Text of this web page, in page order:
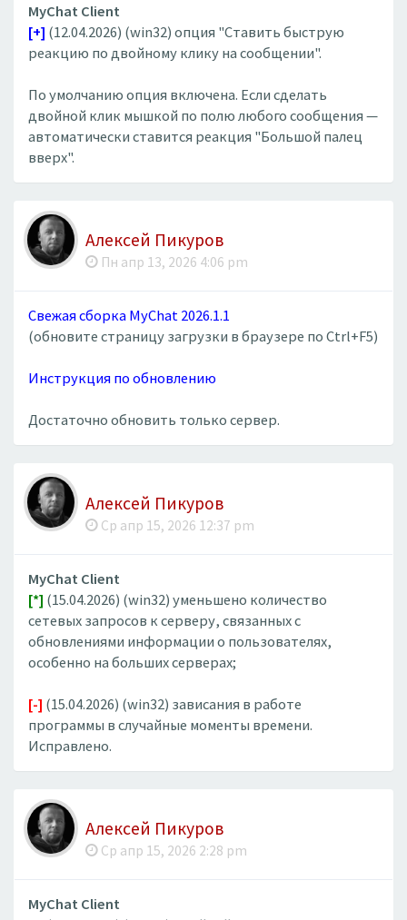
MyChat Client
[+] (12.04.2026) (win32) опция "Ставить быструю
реакцию по двойному клику на сообщении".
По умолчанию опция включена. Если сделать
двойной клик мышкой по полю любого сообщения —
автоматически ставится реакция "Большой палец
вверх".
Алексей Пикуров
Пн апр 13, 2026 4:06 pm
Свежая сборка MyChat 2026.1.1
(обновите страницу загрузки в браузере по Ctrl+F5)
Инструкция по обновлению
Достаточно обновить только сервер.
Алексей Пикуров
Ср апр 15, 2026 12:37 pm
MyChat Client
[*] (15.04.2026) (win32) уменьшено количество
сетевых запросов к серверу, связанных с
обновлениями информации о пользователях,
особенно на больших серверах;
[-] (15.04.2026) (win32) зависания в работе
программы в случайные моменты времени.
Исправлено.
Алексей Пикуров
Ср апр 15, 2026 2:28 pm
MyChat Client